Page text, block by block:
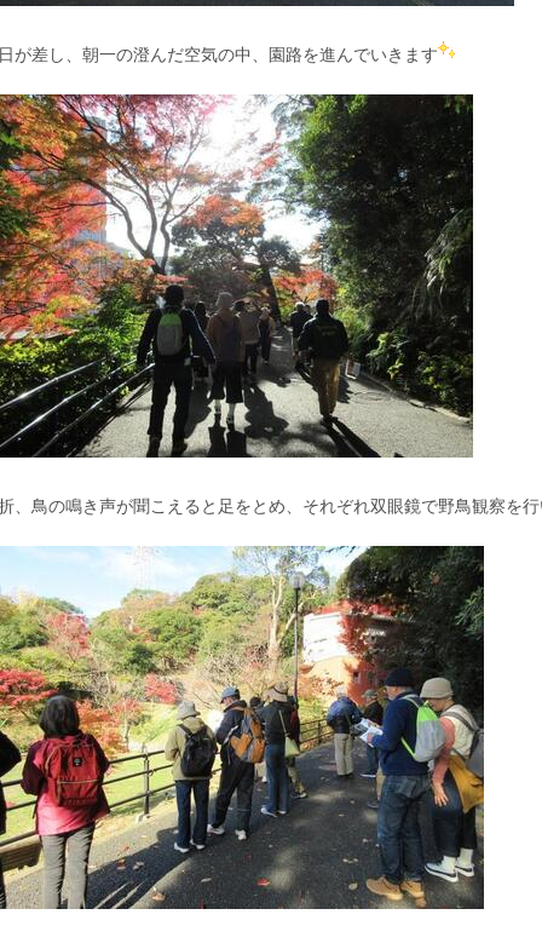
が差し、朝一の澄んだ空気の中、園路を進んでいきます
、鳥の鳴き声が聞こえると足をとめ、それぞれ双眼鏡で野鳥観察を